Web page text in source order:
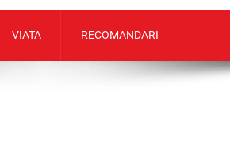
VIATA RECOMANDARI